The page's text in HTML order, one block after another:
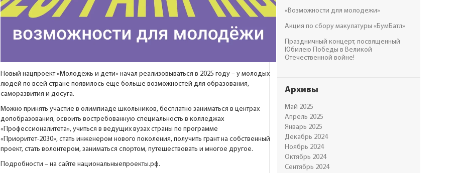
Новый нацпроект «Молодёжь и дети» начал реализовываться в 2025 году – у молодых
людей по всей стране появилось ещё больше возможностей для образования,
саморазвития и досуга.
Можно принять участие в олимпиаде школьников, бесплатно заниматься в центрах
допобразования, освоить востребованную специальность в колледжах
«Профессионалитета», учиться в ведущих вузах страны по программе
«Приоритет-2030», стать инженером нового поколения, получить грант на собственный
проект, стать волонтером, заниматься спортом, путешествовать и многое другое.
Подробности – на сайте национальныепроекты.рф.
«Возможности для молодежи»
Акция по сбору макулатуры «БумБатл»
Праздничный концерт, посвященный
Юбилею Победы в Великой
Отечественной войне!
Архивы
Май 2025
Апрель 2025
Январь 2025
Декабрь 2024
Ноябрь 2024
Октябрь 2024
Сентябрь 2024